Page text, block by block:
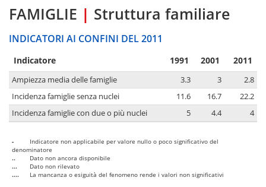
FAMIGLIE | Struttura familiare
INDICATORI AI CONFINI DEL 2011
Indicatore 1991 2001 2011
Ampiezza media delle famiglie 3.3 3
2.8
Incidenza famiglie senza nuclei
11.6 16.7
22.2
Incidenza famiglie con due o più nuclei
5 4.4 4
-
Indicatore non applicabile per valore nullo o poco significativo del
denominatore
..
Dato non ancora disponibile
...
Dato non rilevato
....
La mancanza o esiguità del fenomeno rende i valori non significativi